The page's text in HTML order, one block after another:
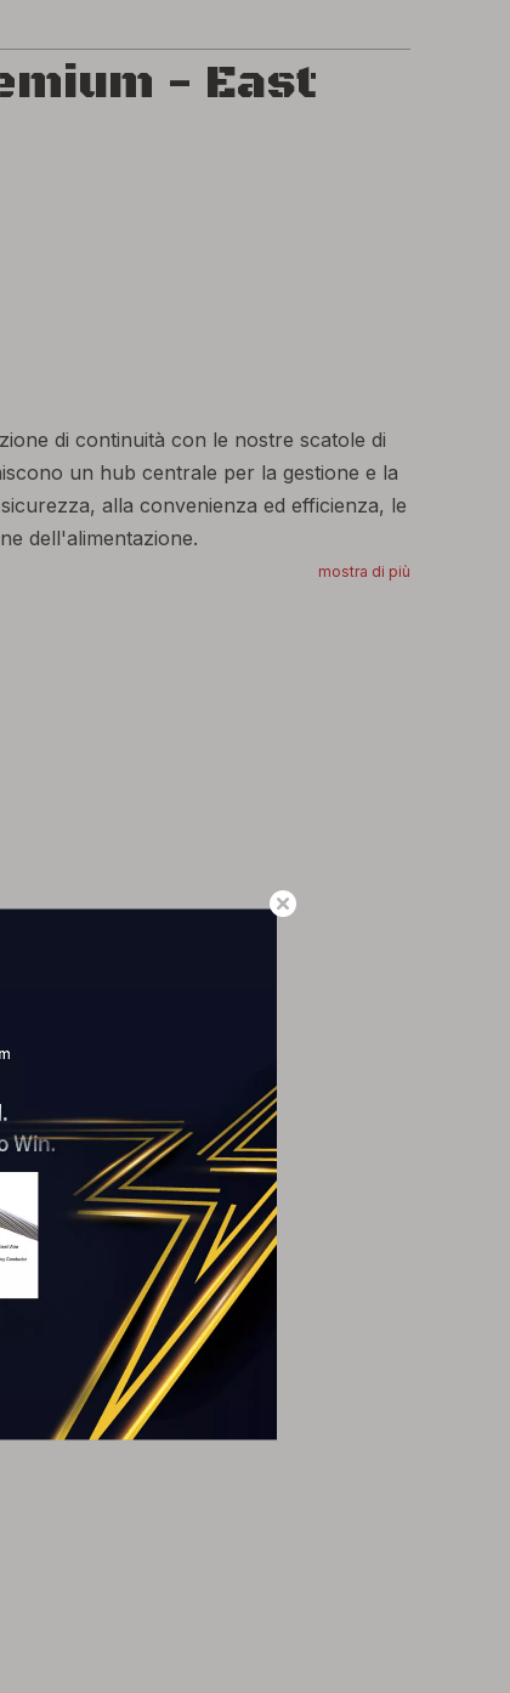
- East
di continuità con le nostre scatole di
un hub centrale per la gestione e la
alla convenienza ed efficienza, le
dell'alimentazione.
mostra di più